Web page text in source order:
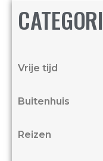
Vrije tijd
Buitenhuis
Reizen